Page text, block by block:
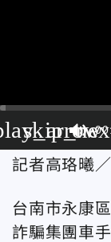
記者高珞曦
台南市永康
詐騙集團車